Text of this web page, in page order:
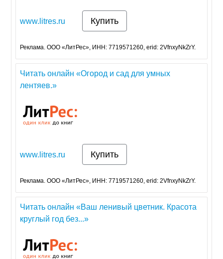
www.litres.ru Купить
Реклама. ООО «ЛитРес», ИНН: 7719571260, erid: 2VfnxyNkZrY.
Читать онлайн «Огород и сад для умных
лентяев.»
www.litres.ru Купить
Реклама. ООО «ЛитРес», ИНН: 7719571260, erid: 2VfnxyNkZrY.
Читать онлайн «Ваш ленивый цветник. Красота
круглый год без...»